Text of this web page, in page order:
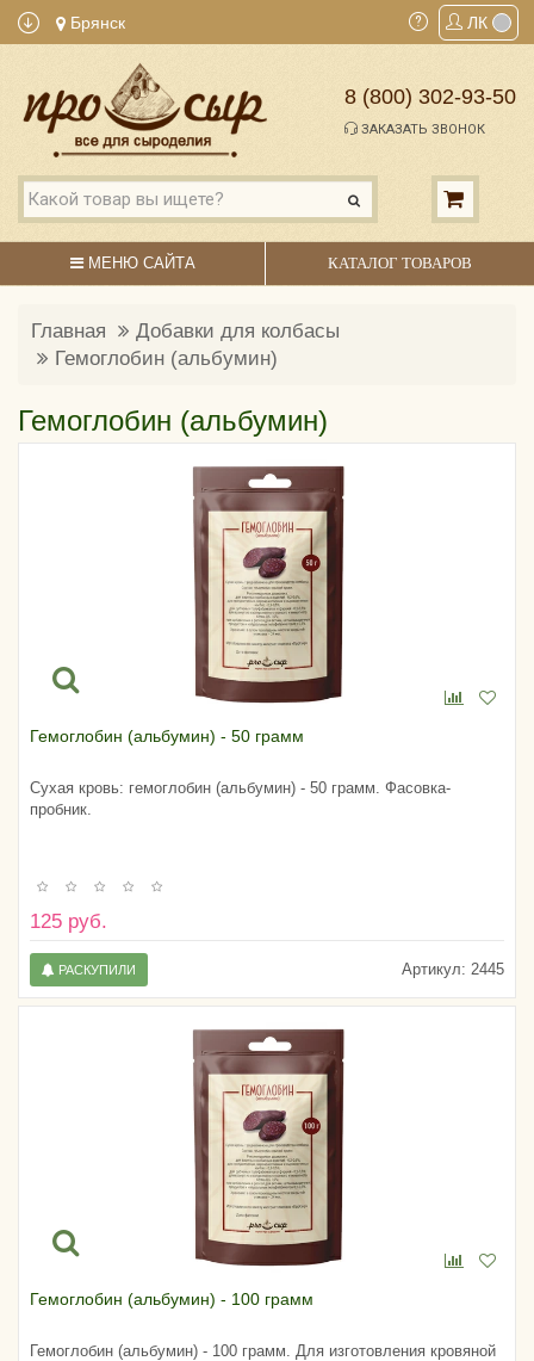
Брянск ЛК
8 (800) 302-93-50
ЗАКАЗАТЬ ЗВОНОК
МЕНЮ САЙТА КАТАЛОГ ТОВАРОВ
Главная
Добавки для колбасы
Гемоглобин (альбумин)
Гемоглобин (альбумин)
Гемоглобин (альбумин) - 50 грамм
Сухая кровь: гемоглобин (альбумин) - 50 грамм. Фасовка-
пробник.
125 руб.
Артикул: 2445
РАСКУПИЛИ
Гемоглобин (альбумин) - 100 грамм
Гемоглобин (альбумин) - 100 грамм. Для изготовления кровяной